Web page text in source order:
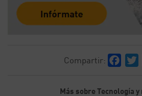
Compartir:
Más sobre Tecnología y